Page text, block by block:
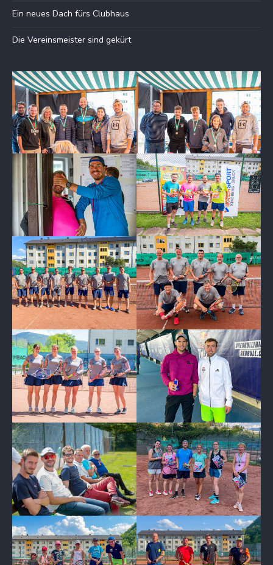
Ein neues Dach fürs Clubhaus
Die Vereinsmeister sind gekürt